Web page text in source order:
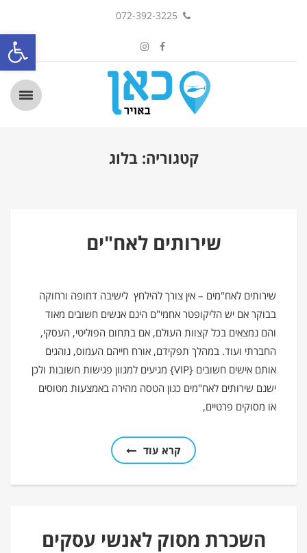
פתח
072-392-3225
קטגוריה: בלוג
שירותים לאח"ים
שירותים לאח"מים – אין צורך להילחץ לישיבה דחופה ורחוקה
בבוקר אם יש הליקופטר אחמי"ם הינם אנשים חשובים מאוד
והם נמצאים בכל קצוות העולם, אם בתחום הפוליטי, העסקי,
החברתי ועוד. במהלך תפקידם, אורח חייהם העמוס, נוהגים
אותם אישים חשובים {VIP} מגיעים למגוון פגישות חשובות ולכן
ישנם שירותים לאח"מים כגון הטסה מהירה באמצעות מטוסים
או מסוקים פרטיים,
קרא עוד
השכרת מסוק לאנשי עסקים